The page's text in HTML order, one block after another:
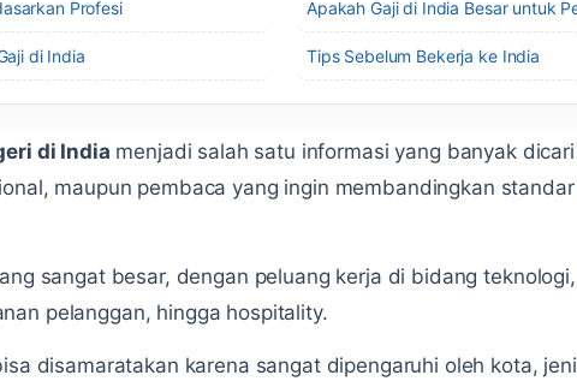
Profesi Apakah Gaji di India Besar untuk
di India Tips Sebelum Bekerja ke India
di India menjadi salah satu informasi yang banyak
maupun pembaca yang ingin membandingkan
sangat besar, dengan peluang kerja di bidang
pelanggan, hingga hospitality.
disamaratakan karena sangat dipengaruhi oleh kota,